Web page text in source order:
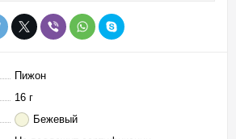
Пижон
16 г
Бежевый